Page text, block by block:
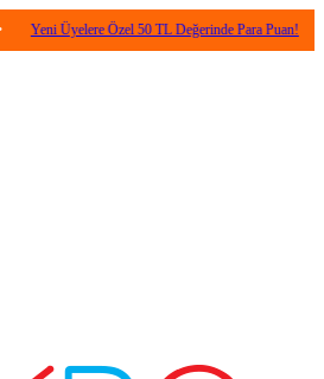
Üyelere Özel 50 TL Değerinde Para Puan! •